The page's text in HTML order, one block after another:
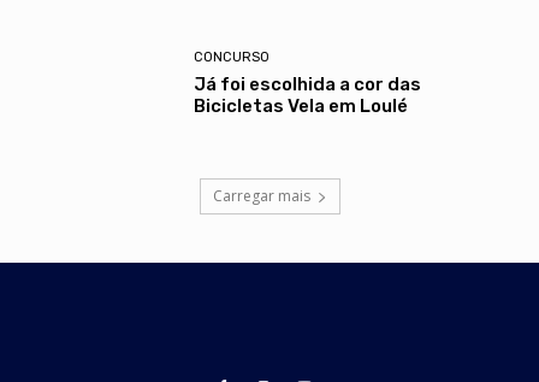
CONCURSO
Já foi escolhida a cor das
Bicicletas Vela em Loulé
Carregar mais